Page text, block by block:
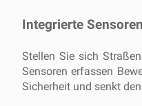
Integrierte
Stellen Sie sich
Sensoren erfassen
Sicherheit und senkt